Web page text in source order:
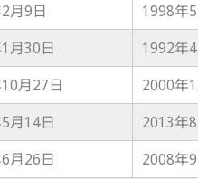
月9日
1998年
月30日
1992年
月27日
2000年
月14日
2013年
月26日 2008年